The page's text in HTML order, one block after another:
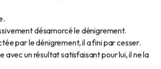
désamorcé le dénigrement.
par le dénigrement, il a fini par cesser.
avec un résultat satisfaisant pour lui, il ne la